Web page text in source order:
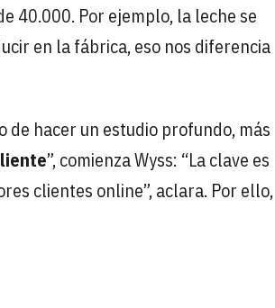
40.000. Por ejemplo, la leche se
en la fábrica, eso nos diferencia
de hacer un estudio profundo, más
”, comienza Wyss: “La clave es
clientes online”, aclara. Por ello,